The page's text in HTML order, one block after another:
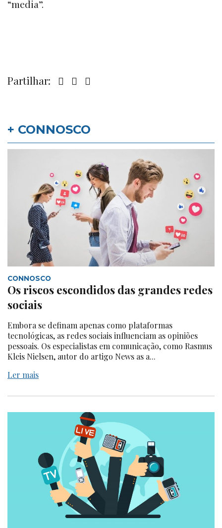
“media”.
Partilhar:
+ CONNOSCO
CONNOSCO
Os riscos escondidos das grandes redes
sociais
Embora se definam apenas como plataformas
tecnológicas, as redes sociais influenciam as opiniões
pessoais. Os especialistas em comunicação, como Rasmus
Kleis Nielsen, autor do artigo News as a...
Ler mais